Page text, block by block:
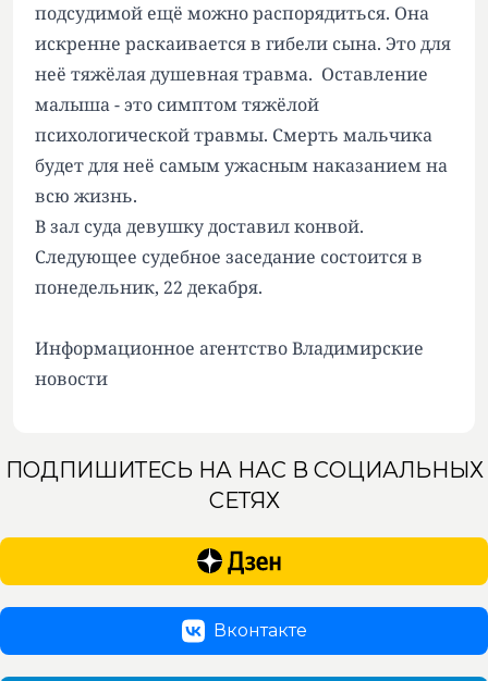
подсудимой ещё можно распорядиться. Она
искренне раскаивается в гибели сына. Это для
неё тяжёлая душевная травма. Оставление
малыша - это симптом тяжёлой
психологической травмы. Смерть мальчика
будет для неё самым ужасным наказанием на
всю жизнь.
В зал суда девушку доставил конвой.
Следующее судебное заседание состоится в
понедельник, 22 декабря.
Информационное агентство Владимирские
новости
ПОДПИШИТЕСЬ НА НАС В СОЦИАЛЬНЫХ
СЕТЯХ
Вконтакте